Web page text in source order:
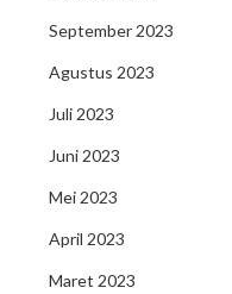
September 2023
Agustus 2023
Juli 2023
Juni 2023
Mei 2023
April 2023
Maret 2023